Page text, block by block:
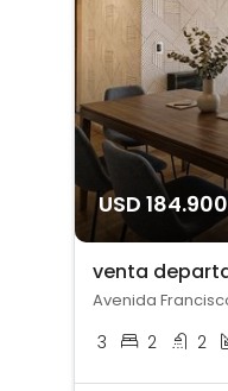
USD 184.900
3 2 2